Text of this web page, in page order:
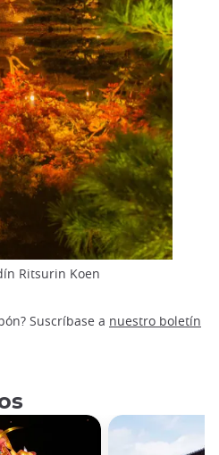
Ritsurin Koen
Suscríbase a nuestro boletín